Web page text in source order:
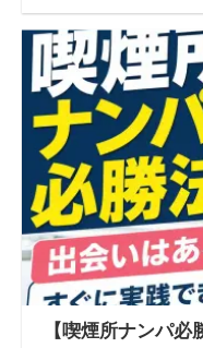
【喫煙所ナンパ